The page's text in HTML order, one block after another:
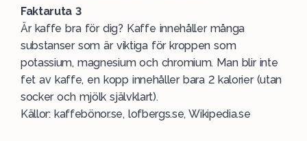
Faktaruta 3
Är kaffe bra för dig? Kaffe innehåller många
substanser som är viktiga för kroppen som
potassium, magnesium och chromium. Man blir inte
fet av kaffe, en kopp innehåller bara 2 kalorier (utan
socker och mjölk självklart).
Källor: kaffebönor.se, lofbergs.se, Wikipedia.se